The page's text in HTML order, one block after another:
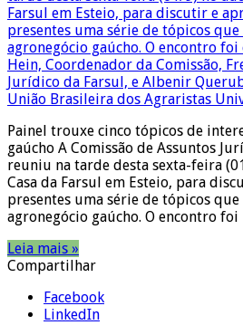
Painel trouxe cinco tópicos de
gaúcho A Comissão de Assuntos
reuniu na tarde desta sexta-feira
Casa da Farsul em Esteio, para
presentes uma série de tópicos
agronegócio gaúcho. O encontro
Leia mais »
Compartilhar
Facebook
LinkedIn